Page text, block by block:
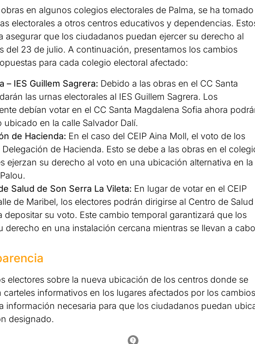
en algunos colegios electorales de Palma, se ha tomado
electorales a otros centros educativos y dependencias.
asegurar que los ciudadanos puedan ejercer su derecho al
del 23 de julio. A continuación, presentamos los cambios
para cada colegio electoral afectado:
– IES Guillem Sagrera: Debido a las obras en el CC Santa
las urnas electorales al IES Guillem Sagrera. Los
debían votar en el CC Santa Magdalena Sofia ahora
en la calle Salvador Dalí.
de Hacienda: En el caso del CEIP Aina Moll, el voto de los
de Hacienda. Esto se debe a las obras en el
ejerzan su derecho al voto en una ubicación alternativa en la
Salud de Son Serra La Vileta: En lugar de votar en el CEIP
de Maribel, los electores podrán dirigirse al Centro de Salud
depositar su voto. Este cambio temporal garantizará que los
derecho en una instalación cercana mientras se llevan a cabo
electores sobre la nueva ubicación de los centros donde se
carteles informativos en los lugares afectados por los
información necesaria para que los ciudadanos puedan
designado.